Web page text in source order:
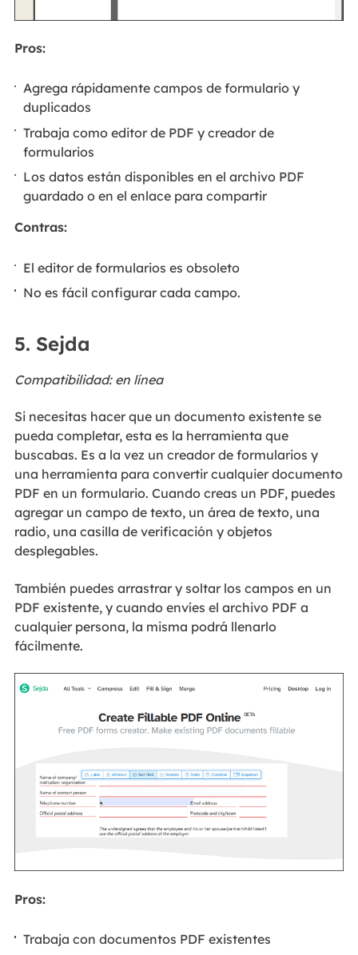
Pros:
Agrega rápidamente campos de formulario y
duplicados
Trabaja como editor de PDF y creador de
formularios
Los datos están disponibles en el archivo PDF
guardado o en el enlace para compartir
Contras:
El editor de formularios es obsoleto
No es fácil configurar cada campo.
5. Sejda
Compatibilidad: en línea
Si necesitas hacer que un documento existente se
pueda completar, esta es la herramienta que
buscabas. Es a la vez un creador de formularios y
una herramienta para convertir cualquier documento
PDF en un formulario. Cuando creas un PDF, puedes
agregar un campo de texto, un área de texto, una
radio, una casilla de verificación y objetos
desplegables.
También puedes arrastrar y soltar los campos en un
PDF existente, y cuando envíes el archivo PDF a
cualquier persona, la misma podrá llenarlo
fácilmente.
Pros:
Trabaja con documentos PDF existentes